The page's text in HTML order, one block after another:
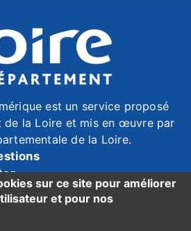
est un service proposé
de la Loire et mis en œuvre par
de la Loire.
: mention de conformité ici
sur ce site pour améliorer
et pour nos